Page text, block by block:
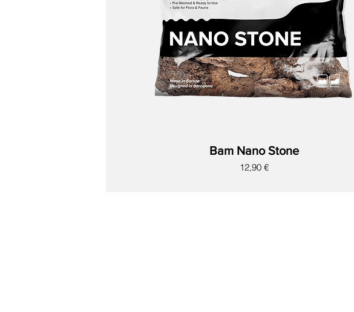
Bam Nano Stone
Precio
12,90 €